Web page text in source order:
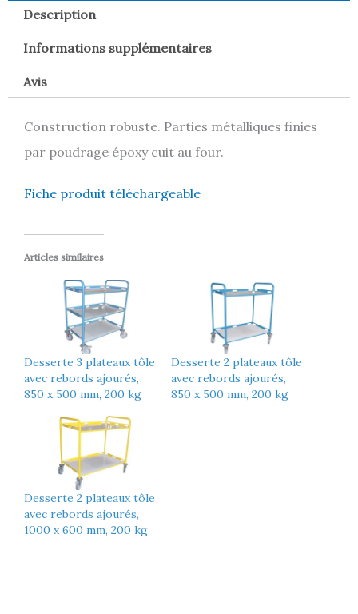
Description
Informations supplémentaires
Avis
Construction robuste. Parties métalliques finies
par poudrage époxy cuit au four.
Fiche produit téléchargeable
Articles similaires
Desserte 3 plateaux tôle
avec rebords ajourés,
850 x 500 mm, 200 kg
Desserte 2 plateaux tôle
avec rebords ajourés,
850 x 500 mm, 200 kg
Desserte 2 plateaux tôle
avec rebords ajourés,
1000 x 600 mm, 200 kg